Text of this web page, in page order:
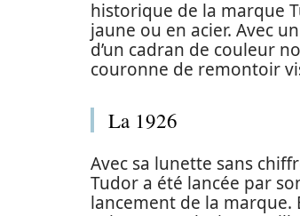
historique de la marque
jaune ou en acier. Avec
d’un cadran de couleur
couronne de remontoir
La 1926
Avec sa lunette sans
Tudor a été lancée par
lancement de la marque.